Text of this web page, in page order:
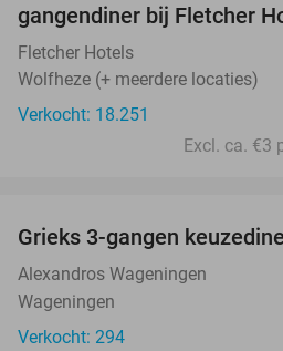
gangendiner bij Fletcher
Fletcher Hotels
Wolfheze (+ meerdere locaties)
Verkocht: 18.251
Excl. ca. €3
Grieks 3-gangen
Alexandros Wageningen
Wageningen
Verkocht: 294